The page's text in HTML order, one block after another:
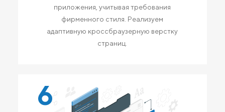
приложения, учитывая требования
фирменного стиля. Реализуем
адаптивную кроссбраузерную верстку
страниц.
6